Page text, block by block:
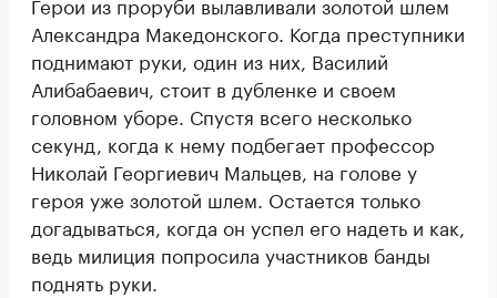
Александра Македонского. Когда преступники
поднимают руки, один из них, Василий
Алибабаевич, стоит в дубленке и своем
головном уборе. Спустя всего несколько
секунд, когда к нему подбегает профессор
Николай Георгиевич Мальцев, на голове у
героя уже золотой шлем. Остается только
догадываться, когда он успел его надеть и как,
ведь милиция попросила участников банды
поднять руки.